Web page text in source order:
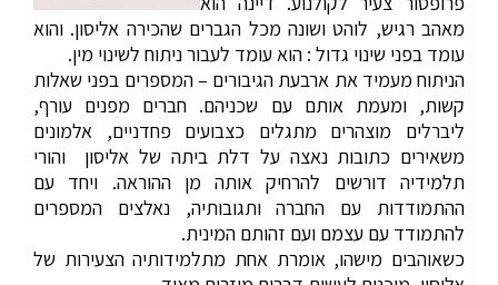
מאהב רגיש, לוהט ושונה מכל הגברים שהכירה אליסון. והוא
עומד בפני שינוי גדול : הוא עומד לעבור ניתוח לשינוי מין.
הניתוח מעמיד את ארבעת הגיבורים – המספרים בפני שאלות
קשות, ומעמת אותם עם שכניהם. חברים מפנים עורף,
ליברלים מוצהרים מתגלים כצבועים פחדניים, אלמונים
משאירים כתובות נאצה על דלת ביתה של אליסון והורי
תלמידיה דורשים להרחיק אותה מן ההוראה. ויחד עם
ההתמודדות עם החברה ותגובותיה, נאלצים המספרים
להתמודד עם עצמם ועם זהותם המינית.
כשאוהבים מישהו, אומרת אחת מתלמידותיה הצעירות של